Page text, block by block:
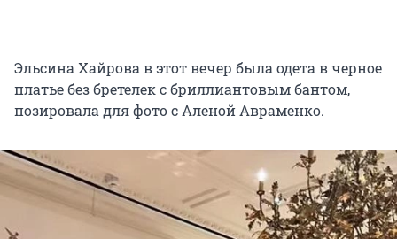
Эльсина Хайрова в этот вечер была одета в черное
платье без бретелек с бриллиантовым бантом,
позировала для фото с Аленой Авраменко.